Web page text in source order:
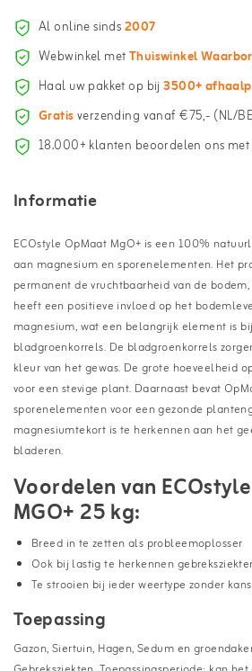
Al online sinds2007
Webwinkel metThuiswinkel
Haal uw pakket op bij3500+
Gratisverzending vanaf €75,- (NL/
18.000+ klanten beoordelen ons
Informatie
ECOstyle OpMaat MgO+ is een 100%
aan magnesium en sporenelementen. Het
permanent de vruchtbaarheid van de
heeft een positieve invloed op het
magnesium, wat een belangrijk element is
bladgroenkorrels. De bladgroenkorrels
kleur van het gewas. De grote hoeveelheid
voor een stevige plant. Daarnaast bevat
sporenelementen voor een gezonde
magnesiumtekort is te herkennen aan het
bladeren.
Voordelen van
MGO+ 25 kg:
Breed in te zetten als probleemoplosser
Ook bij lastig te herkennen
Te strooien bij ieder weertype zonder
Toepassing
Gazon, Siertuin, Hagen, Sedum en